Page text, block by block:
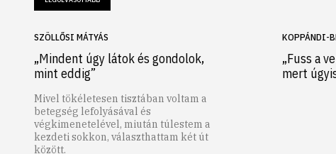
SZÖLLŐSI MÁTYÁS
„Mindent úgy látok és gondolok,
mint eddig”
Mivel tökéletesen tisztában voltam a
betegség lefolyásával és
végkimenetelével, miután túlestem a
kezdeti sokkon, választhattam két út
között.
KOPPÁNDI-
„Fuss a
mert